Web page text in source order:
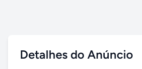
Detalhes do Anúncio